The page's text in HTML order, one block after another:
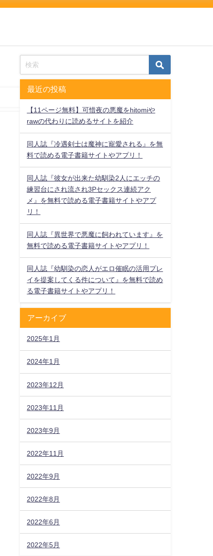
最近の投稿
【11ページ無料】可惜夜の悪魔をhitomiや
rawの代わりに読めるサイトを紹介
同人誌『冷遇剣士は魔神に寵愛される』を無
料で読める電子書籍サイトやアプリ！
同人誌『彼女が出来た幼馴染2人にエッチの
練習台にされ流され3Pセックス連続アク
メ』を無料で読める電子書籍サイトやアプ
リ！
同人誌『異世界で悪魔に飼われています』を
無料で読める電子書籍サイトやアプリ！
同人誌『幼馴染の恋人がエロ催眠の活用プレ
イを提案してくる件について』を無料で読め
る電子書籍サイトやアプリ！
アーカイブ
2025年1月
2024年1月
2023年12月
2023年11月
2023年9月
2022年11月
2022年9月
2022年8月
2022年6月
2022年5月